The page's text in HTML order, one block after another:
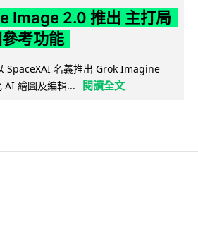
Image 2.0 推出 主打局
考功能
SpaceXAI 名義推出 Grok Imagine
繪圖及編輯...
閱讀全文